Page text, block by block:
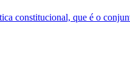
constitucional, que é o